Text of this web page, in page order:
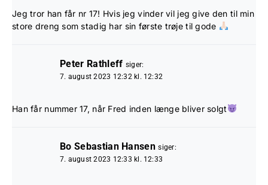
Jeg tror han får nr 17! Hvis jeg vinder vil jeg give den til min
store dreng som stadig har sin første trøje til gode
Peter Rathleff siger:
7. august 2023 12:32 kl. 12:32
Han får nummer 17, når Fred inden længe bliver solgt
Bo Sebastian Hansen siger:
7. august 2023 12:33 kl. 12:33